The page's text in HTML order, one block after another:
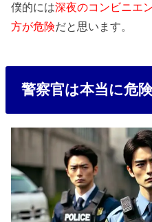
僕的には深夜のコンビニエ
方が危険だと思います。
警察官は本当に危